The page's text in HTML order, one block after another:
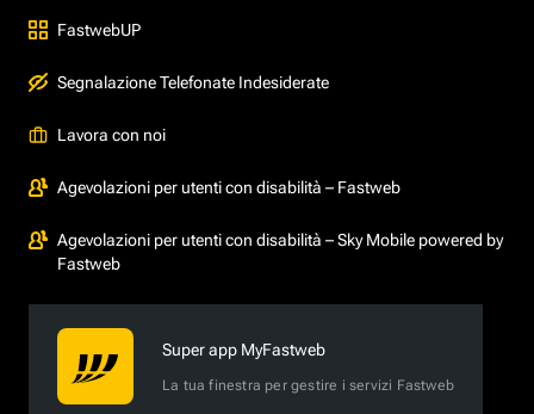
FastwebUP
Segnalazione Telefonate Indesiderate
Lavora con noi
Agevolazioni per utenti con disabilità – Fastweb
Agevolazioni per utenti con disabilità – Sky Mobile powered by
Fastweb
Super app MyFastweb
La tua finestra per gestire i servizi Fastweb